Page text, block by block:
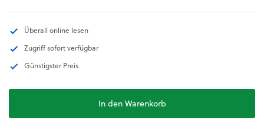
Überall online lesen
Zugriff sofort verfügbar
Günstigster Preis
In den Warenkorb